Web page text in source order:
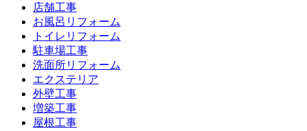
店舗工事
お風呂リフォーム
トイレリフォーム
駐車場工事
洗面所リフォーム
エクステリア
外壁工事
増築工事
屋根工事